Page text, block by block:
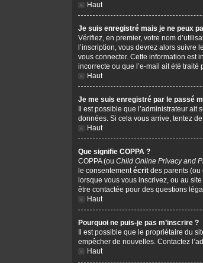
Haut
Je suis enregistré mais je ne peux
Vérifiez, en premier, votre nom
l’inscription, vous devrez alors suivre
vous connecter. Cette information est
incorrecte ou que l’e-mail ait été traité
Haut
Je me suis enregistré par le passé
Il est possible que l’administrateur
données. Si cela vous arrive, tentez
Haut
Que signifie COPPA ?
COPPA (ou Child Online Privacy and
le consentementécrit des parents (ou
lorsque vous vous inscrivez, ou au
être contactée pour des questions
Haut
Pourquoi ne puis-je pas m’inscrire ?
Il est possible que le propriétaire du
empêcher de nouvelles. Contactez
Haut